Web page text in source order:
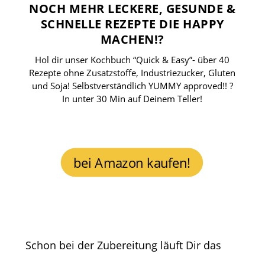
NOCH MEHR LECKERE, GESUNDE &
SCHNELLE REZEPTE DIE HAPPY
MACHEN!?
Hol dir unser Kochbuch “Quick & Easy”- über 40
Rezepte ohne Zusatzstoffe, Industriezucker, Gluten
und Soja! Selbstverständlich YUMMY approved!! ?
In unter 30 Min auf Deinem Teller!
bei Amazon kaufen!
Schon bei der Zubereitung läuft Dir das